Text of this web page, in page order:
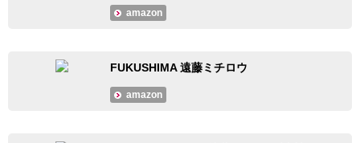
amazon
FUKUSHIMA 遠藤ミチロウ
amazon